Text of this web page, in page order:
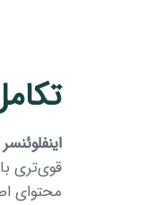
قوی‌تری
محتوای